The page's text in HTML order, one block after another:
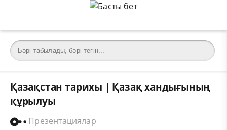
Қазақстан тарихы | Қазақ хандығының
құрылуы
Презентациялар